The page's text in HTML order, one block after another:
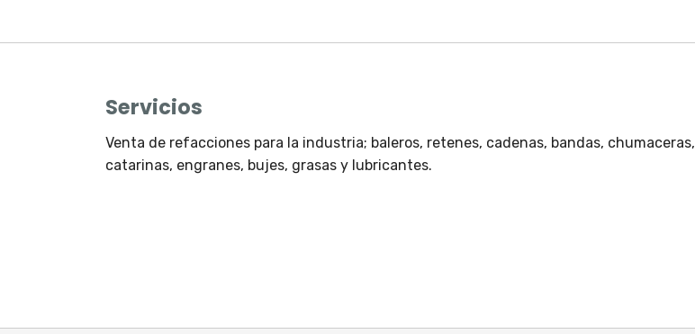
Servicios
Venta de refacciones para la industria; baleros, retenes, cadenas, bandas, chumaceras,
catarinas, engranes, bujes, grasas y lubricantes.